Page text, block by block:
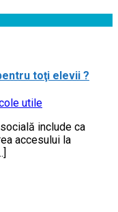
toţi elevii ?
utile
include ca
accesului la